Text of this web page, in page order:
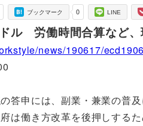
0
ブックマーク LINE
ル 労働時間合算など、
news/190617/
答申には、副業・兼業の普
は働き方改革を後押しする